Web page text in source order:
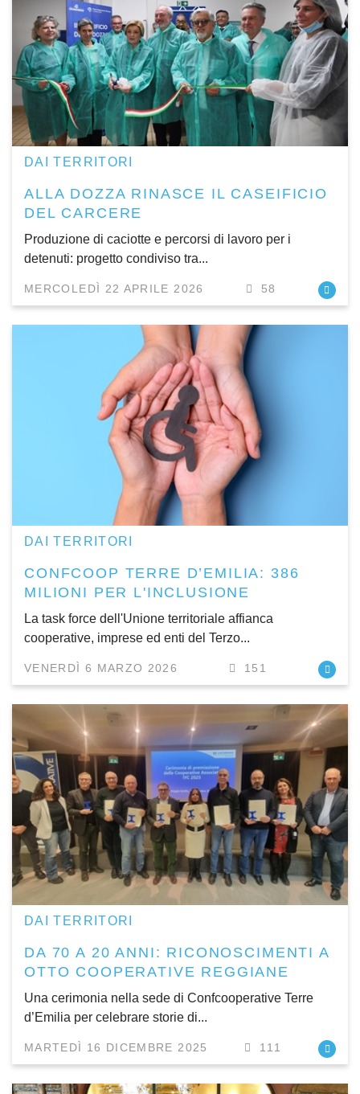
DAI TERRITORI
ALLA DOZZA RINASCE IL CASEIFICIO
DEL CARCERE
Produzione di caciotte e percorsi di lavoro per i
detenuti: progetto condiviso tra...
MERCOLEDÌ 22 APRILE 2026 58
DAI TERRITORI
CONFCOOP TERRE D’EMILIA: 386
MILIONI PER L'INCLUSIONE
La task force dell'Unione territoriale affianca
cooperative, imprese ed enti del Terzo...
VENERDÌ 6 MARZO 2026 151
DAI TERRITORI
DA 70 A 20 ANNI: RICONOSCIMENTI A
OTTO COOPERATIVE REGGIANE
Una cerimonia nella sede di Confcooperative Terre
d’Emilia per celebrare storie di...
MARTEDÌ 16 DICEMBRE 2025 111